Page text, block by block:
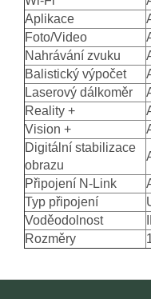
Aplikace
Foto/Video
Nahrávání zvuku
Balistický výpočet
Laserový dálkoměr
Reality +
Vision +
Digitální stabilizace
obrazu
Připojení N-Link
Typ připojení
Voděodolnost
Rozměry